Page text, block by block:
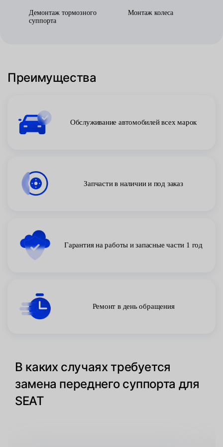
Демонтаж тормозного
суппорта
Монтаж колеса
Преимущества
Обслуживание автомобилей всех марок
Запчасти в наличии и под заказ
Гарантия на работы и запасные части 1 год
Ремонт в день обращения
В каких случаях требуется
замена переднего суппорта для
SEAT